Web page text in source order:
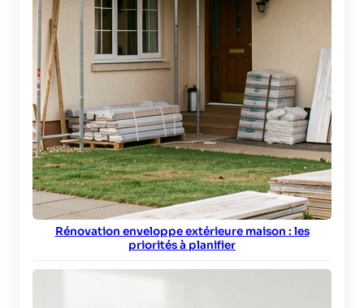
Rénovation enveloppe extérieure maison : les
priorités à planifier